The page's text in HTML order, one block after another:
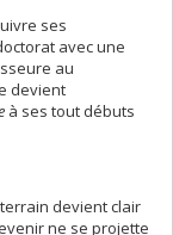
ses
avec une
au
devient
à ses tout débuts
devient clair
ne se projette